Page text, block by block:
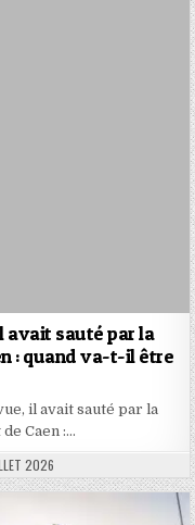
avait sauté par la
: quand va-t-il être
il avait sauté par la
Caen :…
2026